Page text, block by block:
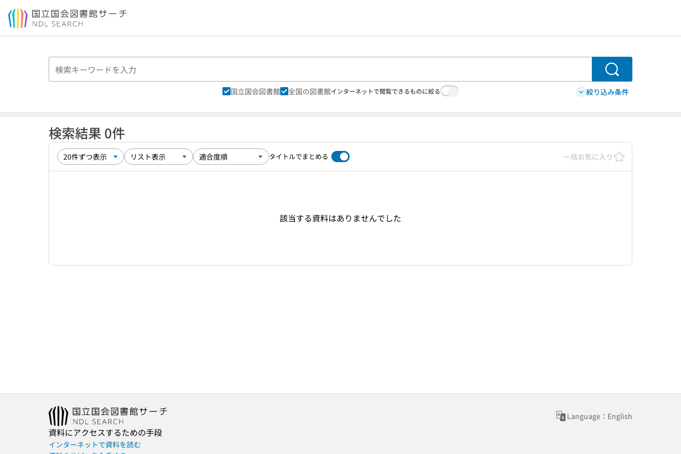
本文へ移動
検索
国立国会図書館 全国の図書館インターネットで閲覧できるものに絞る 絞り込み条件
検索結果 0件
タイトルでまとめる 一括お気に入り
該当する資料はありませんでした
Language：English
資料にアクセスするための手段
インターネットで資料を読む